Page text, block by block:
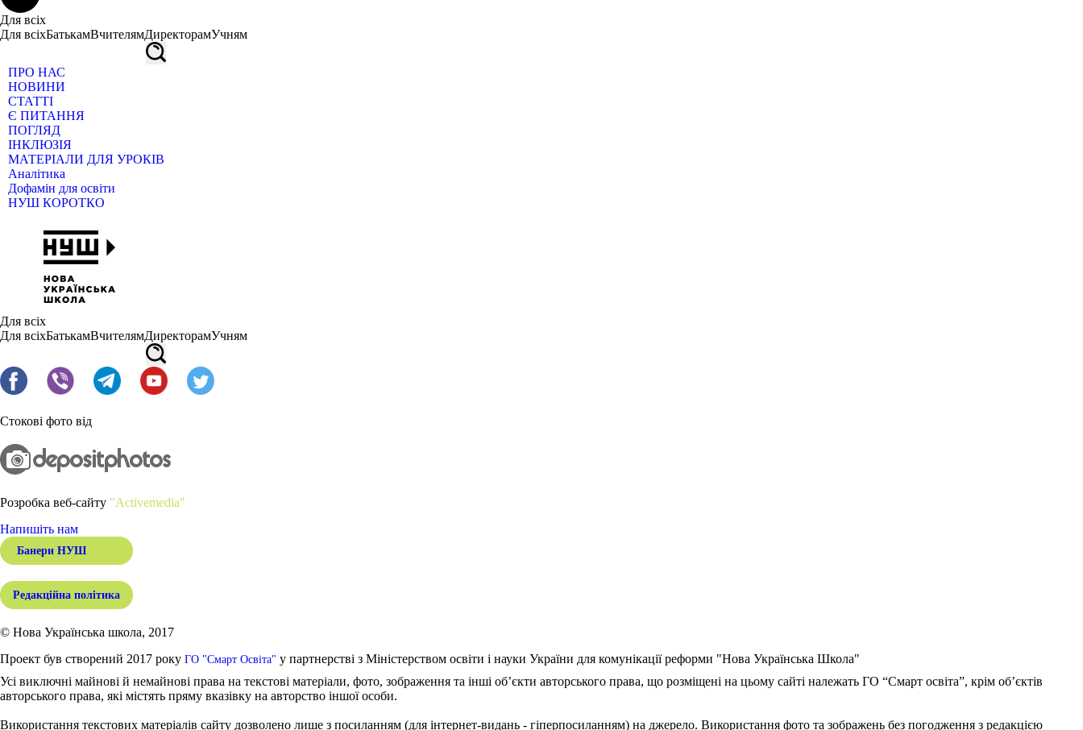
Для всіх
Для всіхБатькамВчителямДиректорамУчням
ПРО НАС
НОВИНИ
СТАТТІ
Є ПИТАННЯ
ПОГЛЯД
ІНКЛЮЗІЯ
МАТЕРІАЛИ ДЛЯ УРОКІВ
Аналітика
Дофамін для освіти
НУШ КОРОТКО
Для всіх
Для всіхБатькамВчителямДиректорамУчням
Стокові фото від
Розробка веб-сайту "Activemedia"
Напишіть нам
Банери НУШ
Редакційна політика
© Нова Українська школа, 2017
Проект був створений 2017 року ГО "Смарт Освіта" у партнерстві з Міністерством освіти і науки України для комунікації реформи "Нова Українська Школа"
Усі виключні майнові й немайнові права на текстові матеріали, фото, зображення та інші об’єкти авторського права, що розміщені на цьому сайті належать ГО “Смарт освіта”, крім об’єктів
авторського права, які містять пряму вказівку на авторство іншої особи.
Використання текстових матеріалів сайту дозволено лише з посиланням (для інтернет-видань - гіперпосиланням) на джерело. Використання фото та зображень без погодження з редакцією